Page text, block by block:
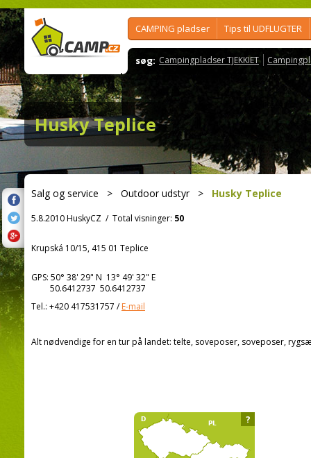
CAMPING pladser Tips til UDFLUGTER
søg: Campingpladser TJEKKIET
Husky Teplice
Salg og service > Outdoor udstyr> Husky Teplice
5.8.2010 HuskyCZ / Total visninger: 50
Krupská 10/15, 415 01 Teplice
GPS: 50° 38' 29" N 13° 49' 32" E
50.6412737 50.6412737
Tel.: +420 417531757 /E-mail
Alt nødvendige for en tur på landet: telte, soveposer, soveposer,
?